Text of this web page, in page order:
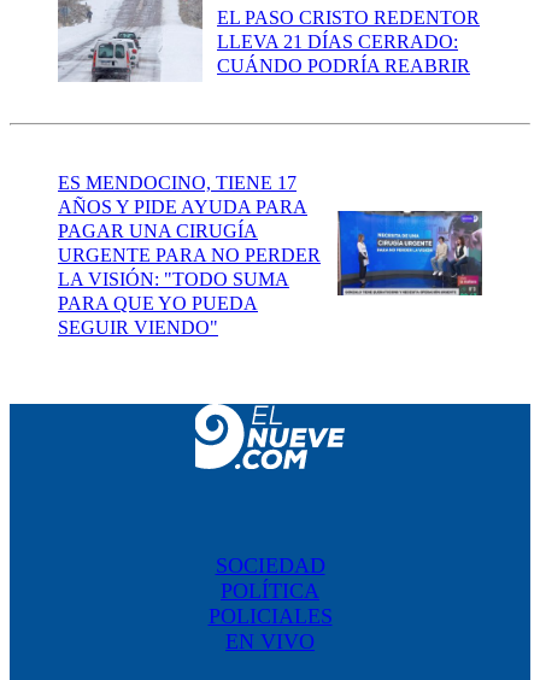
EL PASO CRISTO REDENTOR
LLEVA 21 DÍAS CERRADO:
CUÁNDO PODRÍA REABRIR
ES MENDOCINO, TIENE 17
AÑOS Y PIDE AYUDA PARA
PAGAR UNA CIRUGÍA
URGENTE PARA NO PERDER
LA VISIÓN: "TODO SUMA
PARA QUE YO PUEDA
SEGUIR VIENDO"
SOCIEDAD
POLÍTICA
POLICIALES
EN VIVO